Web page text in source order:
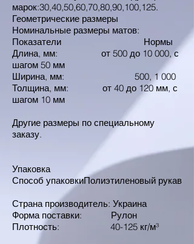
марок:30,40,50,60,70,80,90,100,125.
Геометрические размеры
Номинальные размеры матов:
Показатели Нормы
Длина, мм: от 500 до 10 000, с
шагом 50 мм
Ширина, мм: 500, 1 000
Толщина, мм: от 40 до 120 мм, с
шагом 10 мм
Другие размеры по специальному
заказу.
Упаковка
Способ упаковкиПолиэтиленовый рукав
Страна производитель: Украина
Форма поставки: Рулон
Плотность: 40-125 кг/м³